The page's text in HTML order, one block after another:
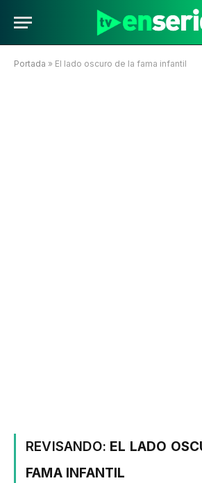
Portada » El lado oscuro de la fama infantil
REVISANDO: EL LADO
FAMA INFANTIL